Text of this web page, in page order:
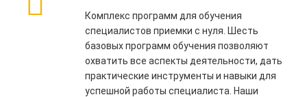
Комплекс программ для обучения
специалистов приемки с нуля. Шесть
базовых программ обучения позволяют
охватить все аспекты деятельности, дать
практические инструменты и навыки для
успешной работы специалиста. Наши